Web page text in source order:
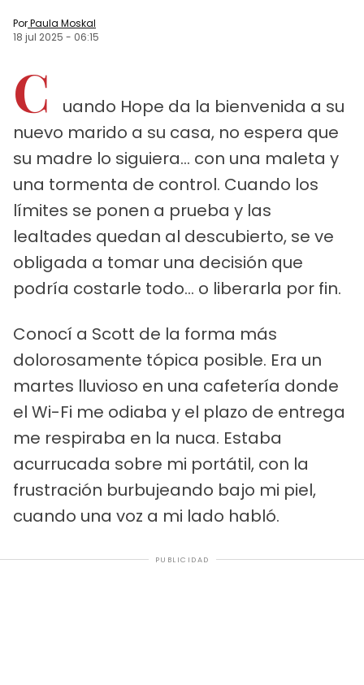
PorPaula Moskal
18 jul 2025 - 06:15
C
uando Hope da la bienvenida a su
nuevo marido a su casa, no espera que
su madre lo siguiera... con una maleta y
una tormenta de control. Cuando los
límites se ponen a prueba y las
lealtades quedan al descubierto, se ve
obligada a tomar una decisión que
podría costarle todo... o liberarla por fin.
Conocí a Scott de la forma más
dolorosamente tópica posible. Era un
martes lluvioso en una cafetería donde
el Wi-Fi me odiaba y el plazo de entrega
me respiraba en la nuca. Estaba
acurrucada sobre mi portátil, con la
frustración burbujeando bajo mi piel,
cuando una voz a mi lado habló.
PUBLICIDAD